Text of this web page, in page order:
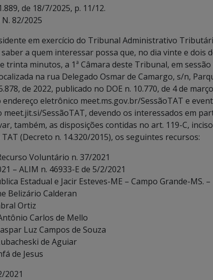
de 18/7/2025, p. 11/12.
N. 82/2025
em exercício do Tribunal Administrativo
a quem interessar possa que, no dia vinte e dois
trinta minutos, a 1ª Câmara deste Tribunal, em
na rua Delegado Osmar de Camargo, s/n,
de 2022, publicado no DOE n. 10.770, de 4 de
eletrônico meet.ms.gov.br/SessãoTAT e
meet.jit.si/SessãoTAT, devendo os interessados em
também, as disposições contidas no art. 119-C,
(Decreto n. 14.320/2015), os seguintes recursos:
Voluntário n. 37/2021
– ALIM n. 46933-E de 5/2/2021
Estadual e Jacir Esteves-ME – Campo Grande-MS. –
Belizário Calderan
Ortiz
Carlos de Mello
Luz Campos de Souza
de Aguiar
de Jesus
2021